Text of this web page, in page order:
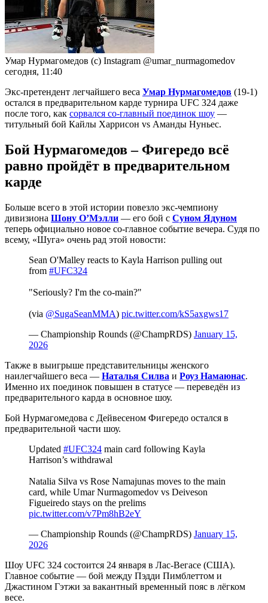
Умар Нурмагомедов (с) Instagram @umar_nurmagomedov
сегодня, 11:40
Экс-претендент легчайшего веса Умар Нурмагомедов (19-1)
остался в предварительном карде турнира UFC 324 даже
после того, как сорвался со-главный поединок шоу —
титульный бой Кайлы Харрисон vs Аманды Нуньес.
Бой Нурмагомедов – Фигередо всё
равно пройдёт в предварительном
карде
Больше всего в этой истории повезло экс-чемпиону
дивизиона Шону О’Мэлли — его бой с Суном Ядуном
теперь официально новое со-главное событие вечера. Судя по
всему, «Шуга» очень рад этой новости:
Sean O'Malley reacts to Kayla Harrison pulling out
from #UFC324
"Seriously? I'm the co-main?"
(via @SugaSeanMMA) pic.twitter.com/kS5axgws17
— Championship Rounds (@ChampRDS) January 15,
2026
Также в выигрыше представительницы женского
наилегчайшего веса — Наталья Силва и Роуз Намаюнас.
Именно их поединок повышен в статусе — переведён из
предварительного карда в основное шоу.
Бой Нурмагомедова с Дейвесеном Фигередо остался в
предварительной части шоу.
Updated #UFC324 main card following Kayla
Harrison’s withdrawal
Natalia Silva vs Rose Namajunas moves to the main
card, while Umar Nurmagomedov vs Deiveson
Figueiredo stays on the prelims
pic.twitter.com/v7Pm8hB2eY
— Championship Rounds (@ChampRDS) January 15,
2026
Шоу UFC 324 состоится 24 января в Лас-Вегасе (США).
Главное событие — бой между Пэдди Пимблеттом и
Джастином Гэтжи за вакантный временный пояс в лёгком
весе.